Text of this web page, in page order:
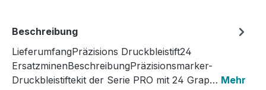
Beschreibung
LieferumfangPräzisions Druckbleistift24
ErsatzminenBeschreibungPräzisionsmarker-
Druckbleistiftekit der Serie PRO mit 24 Grap… Mehr